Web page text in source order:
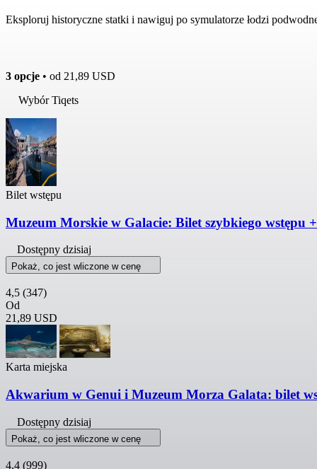
Eksploruj historyczne statki i nawiguj po symulatorze łodzi
3 opcje • od 21,89 USD
Wybór Tiqets
Bilet wstępu
Muzeum Morskie w Galacie: Bilet szybkiego wstępu
Dostępny dzisiaj
Pokaż, co jest wliczone w cenę
4,5 (347)
Od
21,89 USD
Karta miejska
Akwarium w Genui i Muzeum Morza Galata: bilet
Dostępny dzisiaj
Pokaż, co jest wliczone w cenę
4,4 (999)